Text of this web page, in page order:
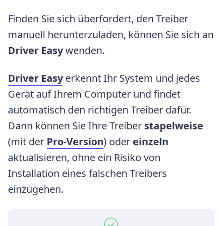
Finden Sie sich überfordert, den Treiber
manuell herunterzuladen, können Sie sich an
Driver Easywenden.
Driver Easy erkennt Ihr System und jedes
Gerät auf Ihrem Computer und findet
automatisch den richtigen Treiber dafür.
Dann können Sie Ihre Treiber stapelweise
(mit der Pro-Version) oder einzeln
aktualisieren, ohne ein Risiko von
Installation eines falschen Treibers
einzugehen.